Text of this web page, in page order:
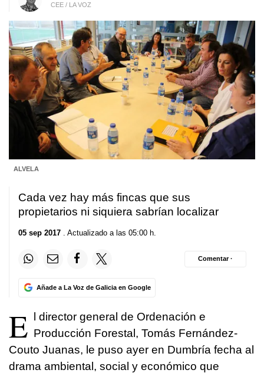
CEE / LA VOZ
ALVELA
Cada vez hay más fincas que sus
propietarios ni siquiera sabrían localizar
05 sep 2017 . Actualizado a las 05:00 h.
Añade a La Voz de Galicia en Google
Comentar ·
E l director general de Ordenación e
Producción Forestal, Tomás Fernández-
Couto Juanas, le puso ayer en Dumbría fecha al
drama ambiental, social y económico que